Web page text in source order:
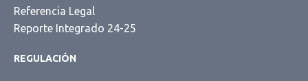
Referencia Legal
Reporte Integrado 24-25
REGULACIÓN